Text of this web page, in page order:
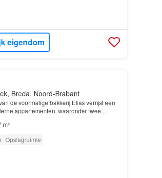
eigendom
Breda, Noord-Brabant
de voormalige bakkerij Elias verrijst een
appartementen, waaronder twee
m²
Opslagruimte